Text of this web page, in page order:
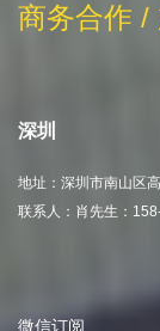
商务合作 /
深圳
地址：深圳市南山区
联系人：肖先生：
微信订阅